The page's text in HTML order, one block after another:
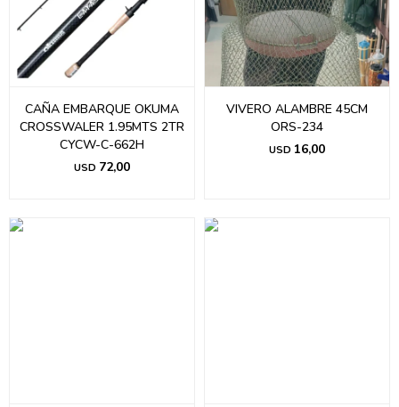
CAÑA EMBARQUE OKUMA
CROSSWALER 1.95MTS 2TR
CYCW-C-662H
USD 72,00
VIVERO ALAMBRE 45CM
ORS-234
USD 16,00